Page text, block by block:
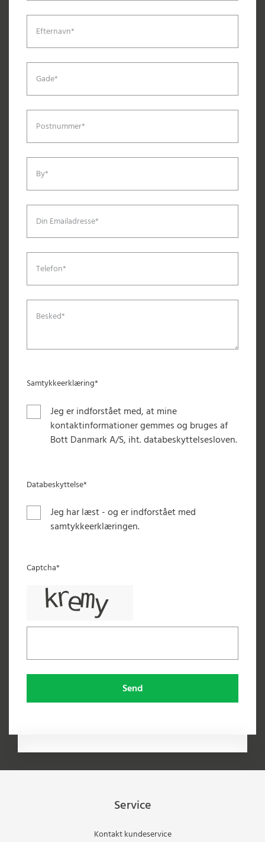
Efternavn*
Gade*
Postnummer*
By*
Din Emailadresse*
Telefon*
Besked*
Samtykkeerklæring*
Jeg er indforstået med, at mine
kontaktinformationer gemmes og bruges af
Bott Danmark A/S, iht. databeskyttelsesloven.
Databeskyttelse*
Jeg har læst - og er indforstået med
samtykkeerklæringen.
Captcha*
Send
Service
Kontakt kundeservice